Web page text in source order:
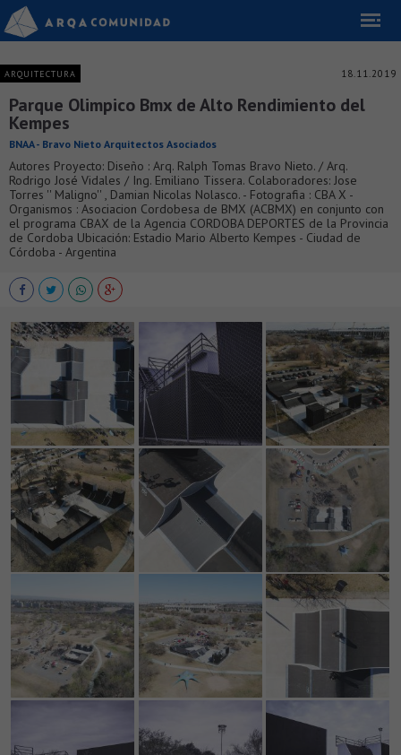
ARQUITECTURA 18.11.2019
Parque Olimpico Bmx de Alto Rendimiento del
Kempes
BNAA - Bravo Nieto Arquitectos Asociados
Autores Proyecto: Diseño : Arq. Ralph Tomas Bravo Nieto. / Arq.
Rodrigo José Vidales / Ing. Emiliano Tissera. Colaboradores: Jose
Torres '' Maligno'' , Damian Nicolas Nolasco. - Fotografia : CBA X -
Organismos : Asociacion Cordobesa de BMX (ACBMX) en conjunto con
el programa CBAX de la Agencia CORDOBA DEPORTES de la Provincia
de Cordoba Ubicación: Estadio Mario Alberto Kempes - Ciudad de
Córdoba - Argentina